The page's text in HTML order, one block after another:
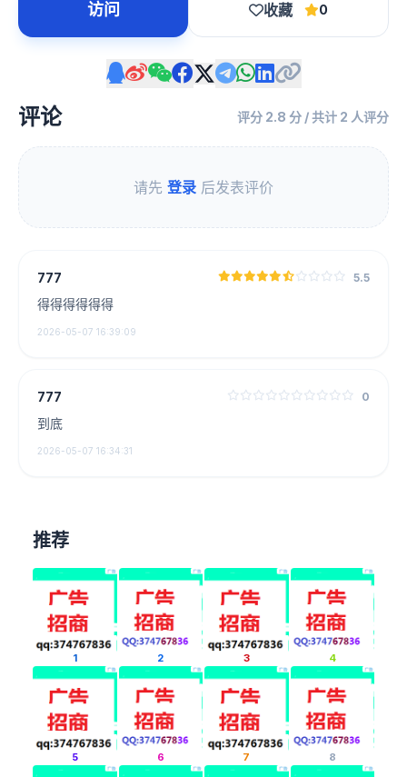
访问 收藏 0
评论 评分 2.8 分 / 共计 2 人评分
请先 登录 后发表评价
777 5.5
得得得得得得
2026-05-07 16:39:09
777 0
到底
2026-05-07 16:34:31
推荐
1 2 3 4
5 6 7 8